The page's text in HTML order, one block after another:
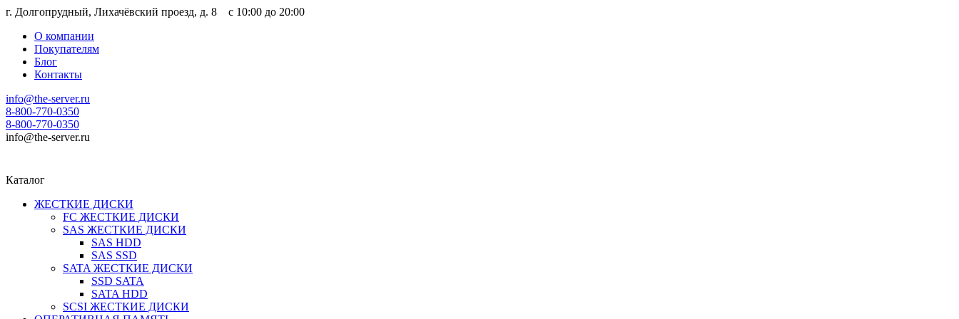
г. Долгопрудный, Лихачёвский проезд, д. 8 c 10:00 до 20:00
О компании
Покупателям
Блог
Контакты
info@the-server.ru
8-800-770-0350
8-800-770-0350
info@the-server.ru
Каталог
ЖЕСТКИЕ ДИСКИ
FC ЖЕСТКИЕ ДИСКИ
SAS ЖЕСТКИЕ ДИСКИ
SAS HDD
SAS SSD
SATA ЖЕСТКИЕ ДИСКИ
SSD SATA
SATA HDD
SCSI ЖЕСТКИЕ ДИСКИ